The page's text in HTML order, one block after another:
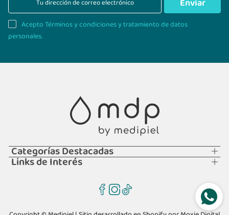
Enviar
Acepto Términos y condiciones y tratamiento de datos
personales.
Categorías Destacadas
Links de Interés